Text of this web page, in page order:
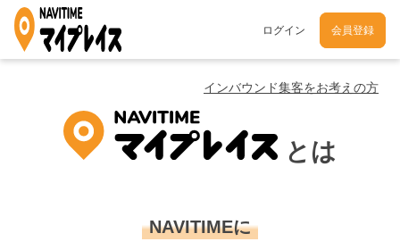
ログイン 会員登録
インバウンド集客をお考えの方
とは
NAVITIMEに